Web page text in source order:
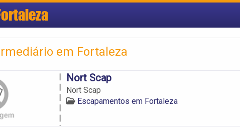
em Fortaleza
Nort Scap
Nort Scap
Escapamentos em Fortaleza